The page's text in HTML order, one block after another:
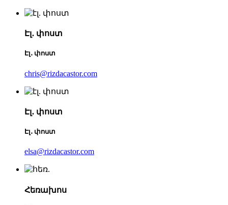
Էլ․ փոստ
Էլ․ փոստ
chris@rizdacastor.com
Էլ․ փոստ
Էլ․ փոստ
elsa@rizdacastor.com
Հեռախոս